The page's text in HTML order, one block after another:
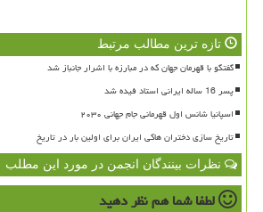
تازه ترین مطالب مرتبط
گفتگو با قهرمان جهان که در مبارزه با اشرار جانباز شد
پسر 16 ساله ایرانی استاد فیده شد
اسپانیا شانس اول قهرمانی جام جهانی ۲۰۳۰
تاریخ سازی دختران هاکی ایران برای اولین بار در تاریخ
نظرات بینندگان انجمن در مورد این مطلب
لطفا شما همنظر دهید